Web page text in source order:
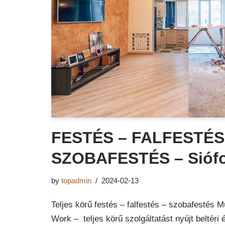
FESTÉS –
SZOBAFESTÉS –
by topadmin 2024-02-13
Teljes körű festés – falfestés – szobafestés
Work – teljes körű szolgáltatást nyújt beltéri